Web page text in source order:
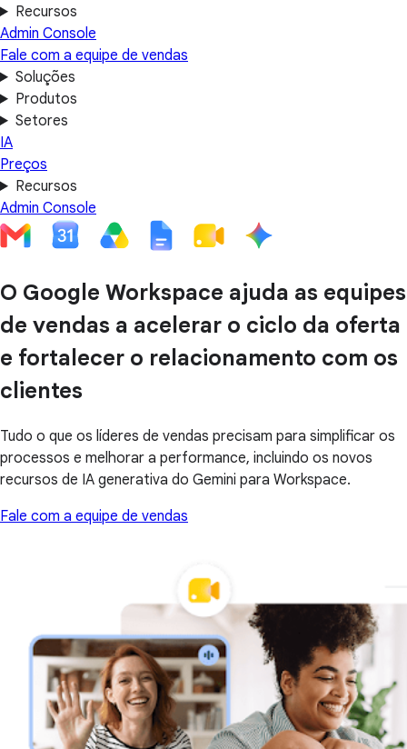
Recursos
Admin Console
Fale com a equipe de vendas
Soluções
Produtos
Setores
IA
Preços
Recursos
Admin Console
O Google Workspace ajuda as equipes
de vendas a acelerar o ciclo da oferta
e fortalecer o relacionamento com os
clientes
Tudo o que os líderes de vendas precisam para simplificar os
processos e melhorar a performance, incluindo os novos
recursos de IA generativa do Gemini para Workspace.
Fale com a equipe de vendas